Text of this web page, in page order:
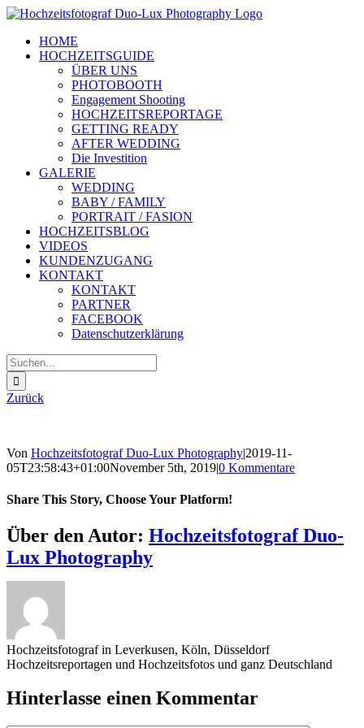
Zum
springenHOME
HOCHZEITSGUIDE
ÜBER UNS
PHOTOBOOTH
Engagement Shooting
HOCHZEITSREPORTAGE
GETTING READY
AFTER WEDDING
Die Investition
GALERIE
WEDDING
BABY / FAMILY
PORTRAIT / FASION
HOCHZEITSBLOG
VIDEOS
KUNDENZUGANG
KONTAKT
KONTAKT
PARTNER
FACEBOOK
Datenschutzerklärung
Suche
nach:
Zurück
Von Hochzeitsfotograf Duo-Lux Photography|2019-11-
05T23:58:43+01:00November 5th, 2019|0 Kommentare
Share This Story, Choose Your Platform!
Sharing_facebook
Sharing_twitter
Sharing_reddit
Über den Autor: Hochzeitsfotograf Duo-
Lux Photography
Hochzeitsfotograf in Leverkusen, Köln, Düsseldorf
Hochzeitsreportagen und Hochzeitsfotos und ganz Deutschland
Hinterlasse einen Kommentar